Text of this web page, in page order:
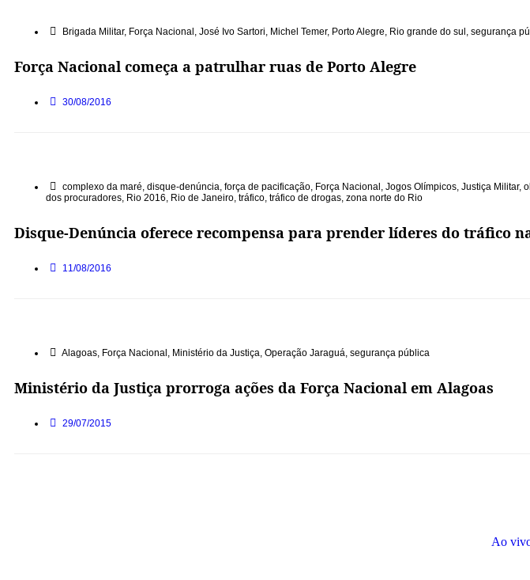
Brigada Militar, Força Nacional , José Ivo Sartori, Michel Temer, Porto Alegre, Rio grande do sul , segurança
Força Nacional começa a patrulhar ruas de Porto Alegre
30/08/2016
complexo da maré, disque-denúncia, força de pacificação, Força Nacional , Jogos Olímpicos, Justiça Militar,
dos procuradores, Rio 2016, Rio de Janeiro, tráfico, tráfico de drogas, zona norte do Rio
Disque-Denúncia oferece recompensa para prender líderes do tráfico
11/08/2016
Alagoas, Força Nacional , Ministério da Justiça, Operação Jaraguá, segurança pública
Ministério da Justiça prorroga ações da Força Nacional em Alagoas
29/07/2015
Ao